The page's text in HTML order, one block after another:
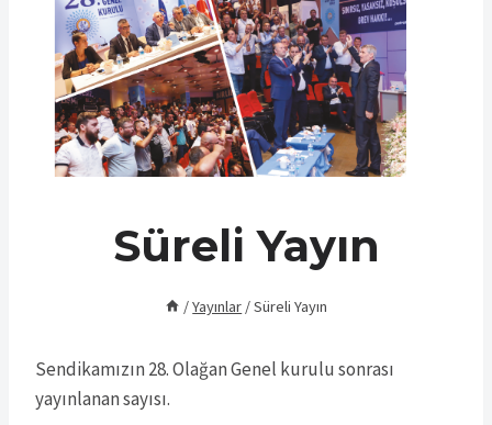
Süreli Yayın
/Yayınlar /Süreli Yayın
Sendikamızın 28. Olağan Genel kurulu sonrası
yayınlanan sayısı.